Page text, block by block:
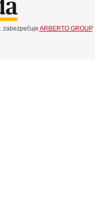
zabezpečuje ARBERTO GROUP